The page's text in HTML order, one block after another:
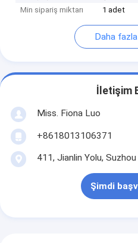
Min sipariş miktarı
1 adet
Daha
İletişim
Miss. Fiona Luo
+8618013106371
411, Jianlin Yolu,
Şimdi